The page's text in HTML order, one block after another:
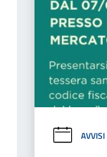
AVVISI